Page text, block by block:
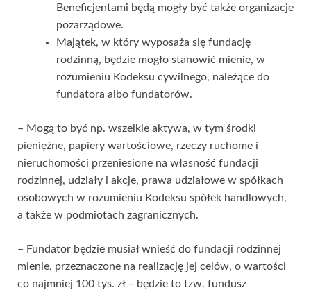
Beneficjentami będą mogły być także organizacje
pozarządowe.
Majątek, w który wyposaża się fundację
rodzinną, będzie mogło stanowić mienie, w
rozumieniu Kodeksu cywilnego, należące do
fundatora albo fundatorów.
– Mogą to być np. wszelkie aktywa, w tym środki
pieniężne, papiery wartościowe, rzeczy ruchome i
nieruchomości przeniesione na własność fundacji
rodzinnej, udziały i akcje, prawa udziałowe w spółkach
osobowych w rozumieniu Kodeksu spółek handlowych,
a także w podmiotach zagranicznych.
– Fundator będzie musiał wnieść do fundacji rodzinnej
mienie, przeznaczone na realizację jej celów, o wartości
co najmniej 100 tys. zł – będzie to tzw. fundusz